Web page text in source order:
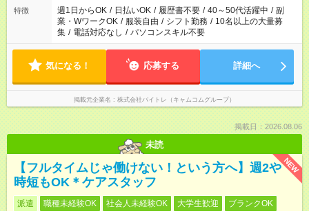
特徴 週1日からOK / 日払いOK / 履歴書不要 / 40～50代活躍中 / 副
業・WワークOK / 服装自由 / シフト勤務 / 10名以上の大量募
集 / 電話対応なし / パソコンスキル不要
気になる！ 応募する 詳細へ
掲載元企業名 株式会社バイトレ（キャムコムグループ）
掲載日：2026.08.06
未読
NEW
【フルタイムじゃ働けない！という方へ】週2や
時短もOK＊ケアスタッフ
派遣 職種未経験OK 社会人未経験OK 大学生歓迎
ブランクOK